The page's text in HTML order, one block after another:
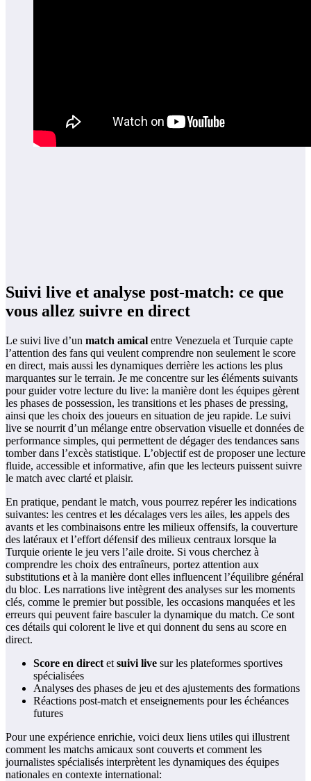
Suivi live et analyse post-match: ce que
vous allez suivre en direct
Le suivi live d’un match amical entre Venezuela et Turquie capte
l’attention des fans qui veulent comprendre non seulement le score
en direct, mais aussi les dynamiques derrière les actions les plus
marquantes sur le terrain. Je me concentre sur les éléments suivants
pour guider votre lecture du live: la manière dont les équipes gèrent
les phases de possession, les transitions et les phases de pressing,
ainsi que les choix des joueurs en situation de jeu rapide. Le suivi
live se nourrit d’un mélange entre observation visuelle et données de
performance simples, qui permettent de dégager des tendances sans
tomber dans l’excès statistique. L’objectif est de proposer une lecture
fluide, accessible et informative, afin que les lecteurs puissent suivre
le match avec clarté et plaisir.
En pratique, pendant le match, vous pourrez repérer les indications
suivantes: les centres et les décalages vers les ailes, les appels des
avants et les combinaisons entre les milieux offensifs, la couverture
des latéraux et l’effort défensif des milieux centraux lorsque la
Turquie oriente le jeu vers l’aile droite. Si vous cherchez à
comprendre les choix des entraîneurs, portez attention aux
substitutions et à la manière dont elles influencent l’équilibre général
du bloc. Les narrations live intègrent des analyses sur les moments
clés, comme le premier but possible, les occasions manquées et les
erreurs qui peuvent faire basculer la dynamique du match. Ce sont
ces détails qui colorent le live et qui donnent du sens au score en
direct.
Score en direct et suivi live sur les plateformes sportives
spécialisées
Analyses des phases de jeu et des ajustements des formations
Réactions post-match et enseignements pour les échéances
futures
Pour une expérience enrichie, voici deux liens utiles qui illustrent
comment les matchs amicaux sont couverts et comment les
journalistes spécialisés interprètent les dynamiques des équipes
nationales en contexte international: